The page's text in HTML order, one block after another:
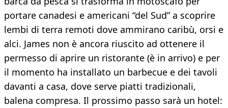
portare canadesi e americani “del Sud” a scoprire
lembi di terra remoti dove ammirano caribù, orsi e
alci. James non è ancora riuscito ad ottenere il
permesso di aprire un ristorante (è in arrivo) e per
il momento ha installato un barbecue e dei tavoli
davanti a casa, dove serve piatti tradizionali,
balena compresa. Il prossimo passo sarà un hotel: